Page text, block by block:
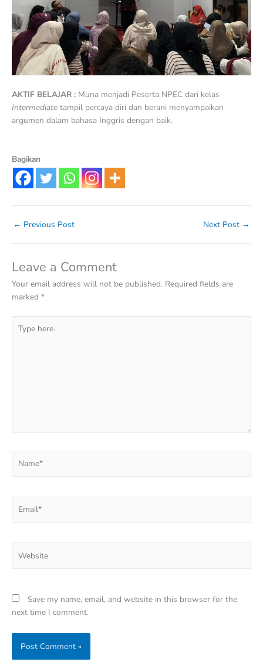
AKTIF BELAJAR : Muna menjadi Peserta NPEC dari kelas
Intermediate tampil percaya diri dan berani menyampaikan
argumen dalam bahasa Inggris dengan baik.
Bagikan
← Previous Post Next Post →
Leave a Comment
Your email address will not be published. Required fields are
marked *
here..
Save my name, email, and website in this browser for the
next time I comment.